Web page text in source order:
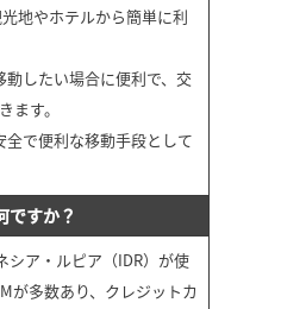
地やホテルから簡単に利
動したい場合に便利で、交
ます。
全で便利な移動手段として
ですか？
ア・ルピア（IDR）が使
が多数あり、クレジットカ